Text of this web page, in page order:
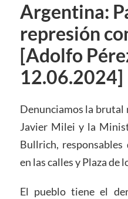
Argentina:
represión
[Adolfo
12.06.2024]
Denunciamos la brutal
Javier Milei y la
Bullrich,
en las calles y Plaza de
El pueblo tiene el